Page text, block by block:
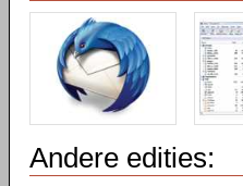
Andere edities: